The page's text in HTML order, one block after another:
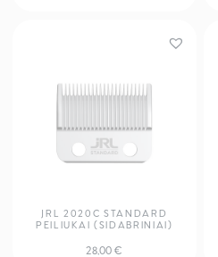
JRL 2020C STANDARD
PEILIUKAI (SIDABRINIAI)
28,00€